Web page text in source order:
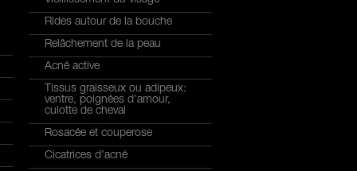
Rides autour de la bouche
Relâchement de la peau
Acné active
Tissus graisseux ou adipeux:
ventre, poignées d’amour,
culotte de cheval
Rosacée et couperose
Cicatrices d’acné